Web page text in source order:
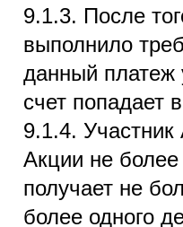
9.1.3. После
выполнило
данный платеж
счет попадает
9.1.4. Участник
Акции не более
получает не
более одного